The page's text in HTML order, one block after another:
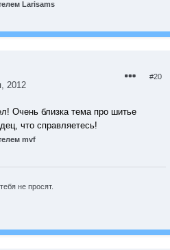
Larisams
2012
#20
Очень близка тема про шитье
что справляетесь!
mvf
не просят.